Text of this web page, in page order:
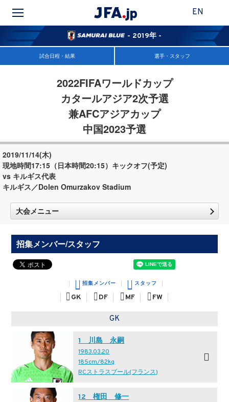
EN
- 2019年 -
試合日程・結果 選手・スタッフ
2022FIFAワールドカップ
カタールアジア2次予選
兼AFCアジアカップ
中国2023予選
2019/11/14(木)
現地時間17:15（日本時間20:15）キックオフ(予定)
vs キルギス代表
キルギス／Dolen Omurzakov Stadium
大会メニュー
招集メンバー/スタッフ
招集メンバー スタッフ
GK DF MF FW
GK
1 川島 永嗣
1983.03.20
185cm/82kg
RCストラスブール(フランス)
12 権田 修一